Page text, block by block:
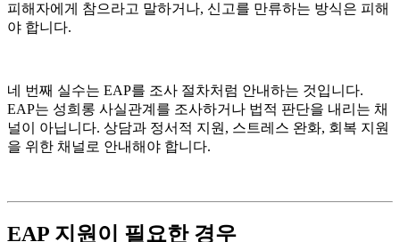
피해자에게 참으라고 말하거나, 신고를 만류하는 방식은 피해
야 합니다.
네 번째 실수는 EAP를 조사 절차처럼 안내하는 것입니다.
EAP는 성희롱 사실관계를 조사하거나 법적 판단을 내리는 채
널이 아닙니다. 상담과 정서적 지원, 스트레스 완화, 회복 지원
을 위한 채널로 안내해야 합니다.
EAP 지원이 필요한 경우